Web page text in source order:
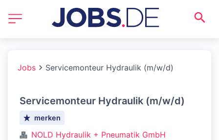
Jobs Servicemonteur Hydraulik (m/w/d)
Servicemonteur Hydraulik (m/w/d)
merken
NOLD Hydraulik + Pneumatik GmbH